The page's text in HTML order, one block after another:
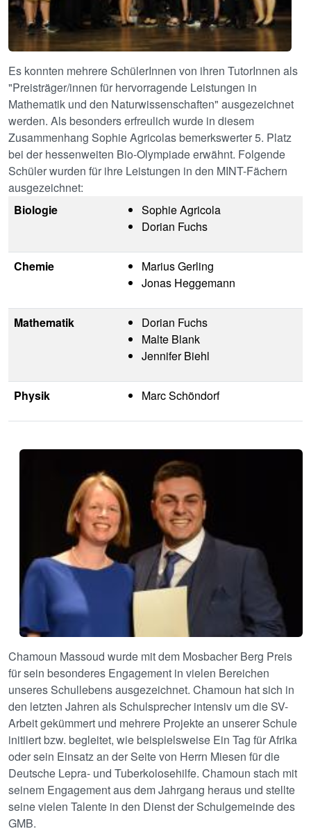
Es konnten mehrere SchülerInnen von ihren TutorInnen als
"Preisträger/innen für hervorragende Leistungen in
Mathematik und den Naturwissenschaften" ausgezeichnet
werden. Als besonders erfreulich wurde in diesem
Zusammenhang Sophie Agricolas bemerkswerter 5. Platz
bei der hessenweiten Bio-Olympiade erwähnt. Folgende
Schüler wurden für ihre Leistungen in den MINT-Fächern
ausgezeichnet:
Biologie
Sophie Agricola
Dorian Fuchs
Chemie
Marius Gerling
Jonas Heggemann
Mathematik
Dorian Fuchs
Malte Blank
Jennifer Biehl
Physik Marc Schöndorf
Image
Chamoun Massoud wurde mit dem Mosbacher Berg Preis
für sein besonderes Engagement in vielen Bereichen
unseres Schullebens ausgezeichnet. Chamoun hat sich in
den letzten Jahren als Schulsprecher intensiv um die SV-
Arbeit gekümmert und mehrere Projekte an unserer Schule
initiiert bzw. begleitet, wie beispielsweise Ein Tag für Afrika
oder sein Einsatz an der Seite von Herrn Miesen für die
Deutsche Lepra- und Tuberkolosehilfe. Chamoun stach mit
seinem Engagement aus dem Jahrgang heraus und stellte
seine vielen Talente in den Dienst der Schulgemeinde des
GMB.